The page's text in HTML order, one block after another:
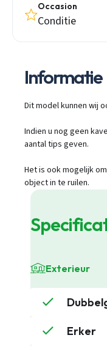
Occasion
Conditie
Informatie
Dit model kunnen wij
Indien u nog geen
aantal tips geven.
Het is ook mogelijk
object in te ruilen.
Exterieur
Erker